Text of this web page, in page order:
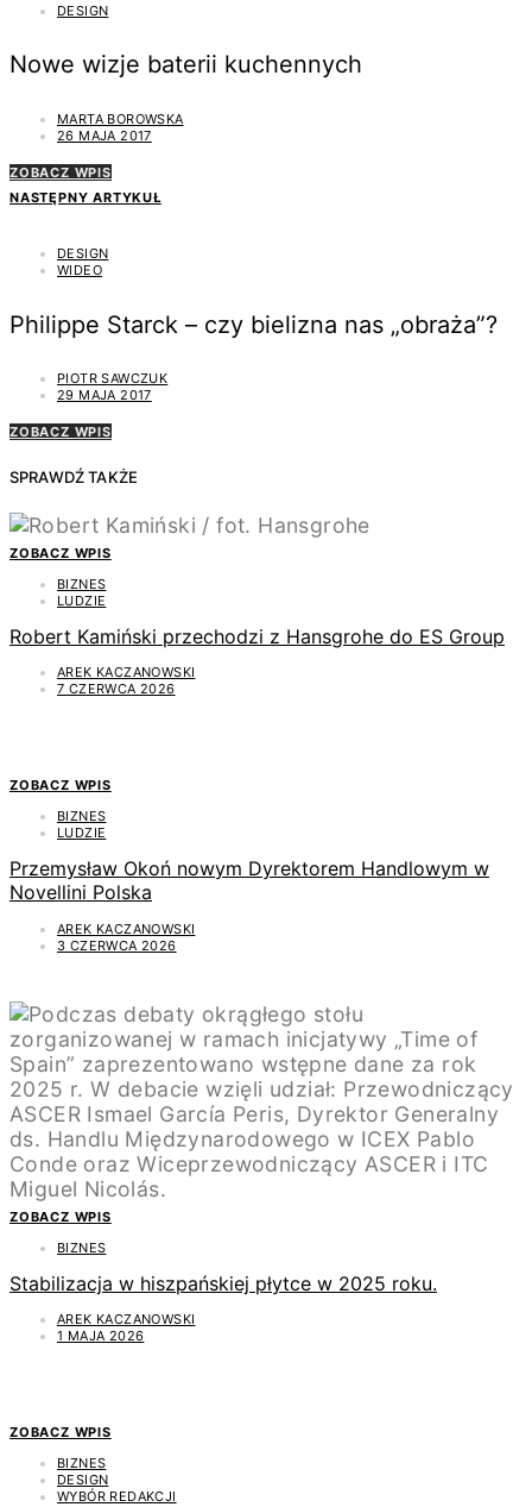
DESIGN
Nowe wizje baterii kuchennych
MARTA BOROWSKA
26 MAJA 2017
ZOBACZ WPIS
NASTĘPNY ARTYKUŁ
DESIGN
WIDEO
Philippe Starck – czy bielizna nas „obraża”?
PIOTR SAWCZUK
29 MAJA 2017
ZOBACZ WPIS
SPRAWDŹ TAKŻE
ZOBACZ WPIS
BIZNES
LUDZIE
Robert Kamiński przechodzi z Hansgrohe do ES Group
AREK KACZANOWSKI
7 CZERWCA 2026
ZOBACZ WPIS
BIZNES
LUDZIE
Przemysław Okoń nowym Dyrektorem Handlowym w
Novellini Polska
AREK KACZANOWSKI
3 CZERWCA 2026
ZOBACZ WPIS
BIZNES
Stabilizacja w hiszpańskiej płytce w 2025 roku.
AREK KACZANOWSKI
1 MAJA 2026
ZOBACZ WPIS
BIZNES
DESIGN
WYBÓR REDAKCJI